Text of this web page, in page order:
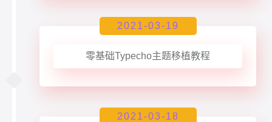
2021-03-19
零基础Typecho主题移植教程
2021-03-18